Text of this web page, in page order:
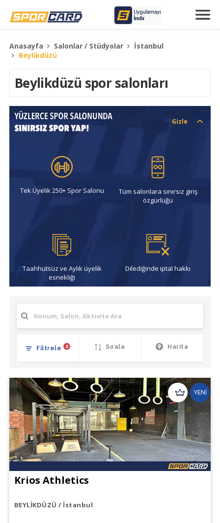
Anasayfa Salonlar / Stüdyolar
İstanbul
Beylikdüzü
Beylikdüzü spor salonları
Gizle
Tek Üyelik 250+ Spor Salonu
Tüm salonlara sınırsız giriş
özgürlüğü
Taahhütsüz ve Aylık üyelik
esnekliği
Dilediğinde iptal hakkı
Filtrele 2 Sırala Harita
YENİ
Krios Athletics
BEYLİKDÜZÜ / İstanbul